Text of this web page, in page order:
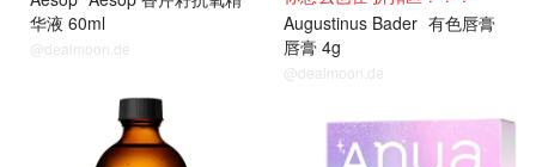
华液 60ml
@dealmoon.de
Augustinus Bader 有色唇膏
唇膏 4g
@dealmoon.de